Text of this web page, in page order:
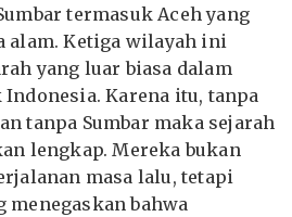
termasuk Aceh yang
alam. Ketiga wilayah ini
yang luar biasa dalam
Karena itu, tanpa
tanpa Sumbar maka sejarah
lengkap. Mereka bukan
masa lalu, tetapi
menegaskan bahwa